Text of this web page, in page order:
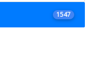
1547